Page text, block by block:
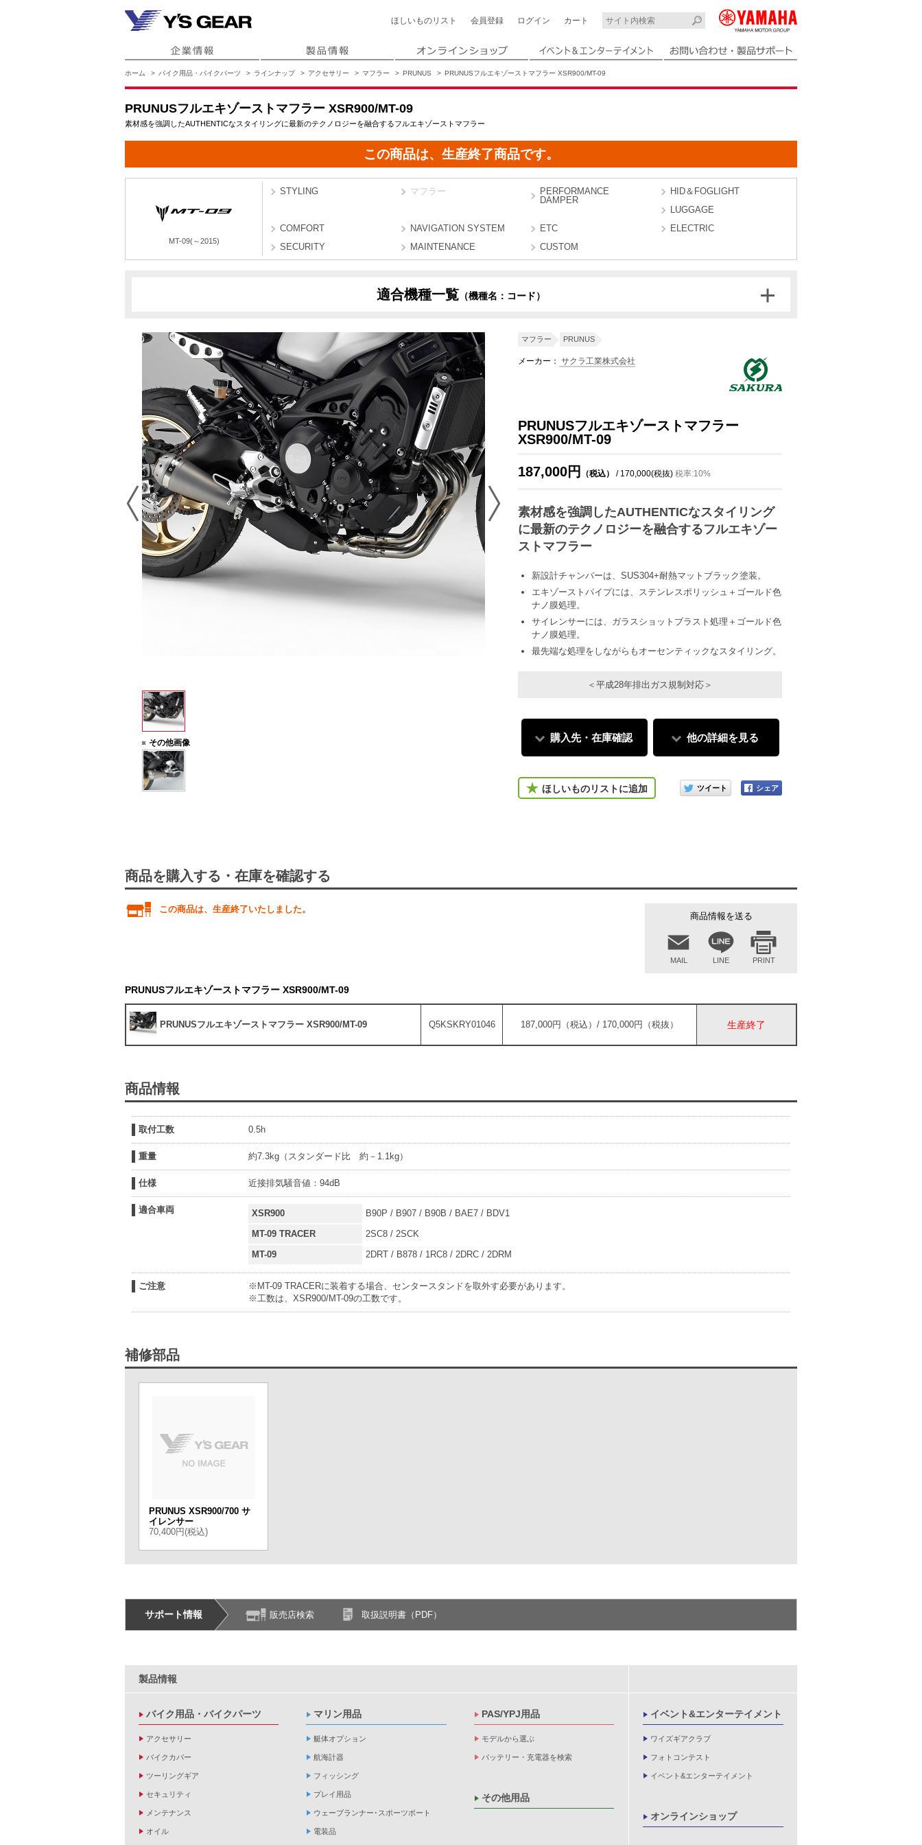
ほしいもの リスト 会員登録 ログイン カート
ホーム バイク用品・バイクパーツ ラインナップ アクセサリー マフラー PRUNUS PRUNUSフルエキゾーストマフラー XSR900/MT-09
PRUNUSフルエキゾーストマフラー XSR900/MT-09
素材感を強調したAUTHENTICなスタイリングに最新のテクノロジーを融合するフルエキゾーストマフラー
この商品は、生産終了商品です。
MT-09(～2015)
STYLING マフラー
PERFORMANCE
DAMPER
HID＆FOGLIGHT
LUGGAGE
COMFORT
NAVIGATION SYSTEM ETC
ELECTRIC
SECURITY
MAINTENANCE CUSTOM
適合機種一覧 （機種名：コード）
マフラー PRUNUS
メーカー： サクラ工業株式会社
PRUNUSフルエキゾーストマフラー
XSR900/MT-09
187,000円 （税込） / 170,000(税抜) 税率:10%
素材感を強調したAUTHENTICなスタイリング
に最新のテクノロジーを融合するフルエキゾー
ストマフラー
新設計チャンバーは、SUS304+耐熱マットブラック塗装。
エキゾーストパイプには、ステンレスポリッシュ＋ゴールド色
ナノ膜処理。
サイレンサーには、ガラスショットブラスト処理＋ゴールド色
ナノ膜処理。
最先端な処理をしながらもオーセンティックなスタイリング。
＜平成28年排出ガス規制対応＞
購入先・在庫確認 他の詳細を見る
ほしいものリストに追加
このアイテムをシェアする
その他画像
商品を購入する・在庫を確認する
商品情報を送る
MAIL LINE PRINT
この商品は、生産終了いたしました。
PRUNUSフルエキゾーストマフラー XSR900/MT-09
PRUNUSフルエキゾーストマフラー XSR900/MT-09 Q5KSKRY01046 187,000円（税込）/ 170,000円（税抜） 生産終了
商品情報
取付工数 0.5h
重量 約7.3kg（スタンダード比 約－1.1kg）
仕様 近接排気騒音値：94dB
適合車両 XSR900
B90P / B907 / B90B / BAE7 / BDV1
MT-09 TRACER
2SC8 / 2SCK
MT-09
2DRT / B878 / 1RC8 / 2DRC / 2DRM
ご注意
※MT-09 TRACERに装着する場合、センタースタンドを取外す必要があります。
※工数は、XSR900/MT-09の工数です。
補修部品
PRUNUS XSR900/700 サ
イレンサー
70,400円(税込)
サポート情報 販売店検索 取扱説明書（PDF）
製品情報
バイク用品・バイクパーツ
アクセサリー
バイクカバー
ツーリングギア
セキュリティ
メンテナンス
オイル
マリン用品
艇体オプション
航海計器
フィッシング
プレイ用品
ウェーブランナー･スポーツボート
電装品
PAS/YPJ用品
モデルから選ぶ
バッテリー・充電器を検索
その他用品
イベント&エンターテイメント
ワイズギアクラブ
フォトコンテスト
イベント&エンターテイメント
オンラインショップ